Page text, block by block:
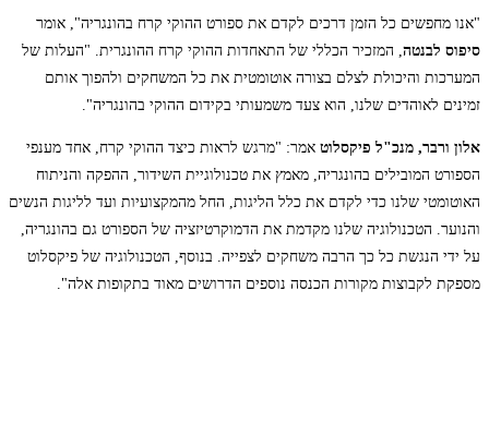
"אנו מחפשים כל הזמן דרכים לקדם את ספורט ההוקי קרח בהונגריה", אומר
סיפוס לבנטה, המזכיר הכללי של התאחדות ההוקי קרח ההונגרית. "העלות של
המערכות והיכולת לצלם בצורה אוטומטית את כל המשחקים ולהפוך אותם
זמינים לאוהדים שלנו, הוא צעד משמעותי בקידום ההוקי בהונגריה".
אלון ורבר, מנכ"ל פיקסלוט אמר: "מרגש לראות כיצד ההוקי קרח, אחד מענפי
הספורט המובילים בהונגריה, מאמץ את טכנולוגיית השידור, ההפקה והניתוח
האוטומטי שלנו כדי לקדם את כלל הליגות, החל מהמקצועיות ועד לליגות הנשים
והנוער. הטכנולוגיה שלנו מקדמת את הדמוקרטיזציה של הספורט גם בהונגריה,
על ידי הנגשת כל כך הרבה משחקים לצפייה. בנוסף, הטכנולוגיה של פיקסלוט
מספקת לקבוצות מקורות הכנסה נוספים הדרושים מאוד בתקופות אלה".